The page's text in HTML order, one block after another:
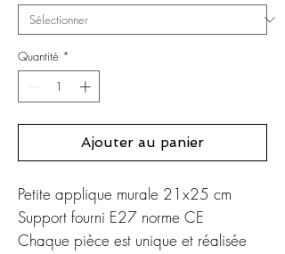
Quantité *
Ajouter au panier
Petite applique murale 21x25 cm
Support fourni E27 norme CE
Chaque pièce est unique et réalisée